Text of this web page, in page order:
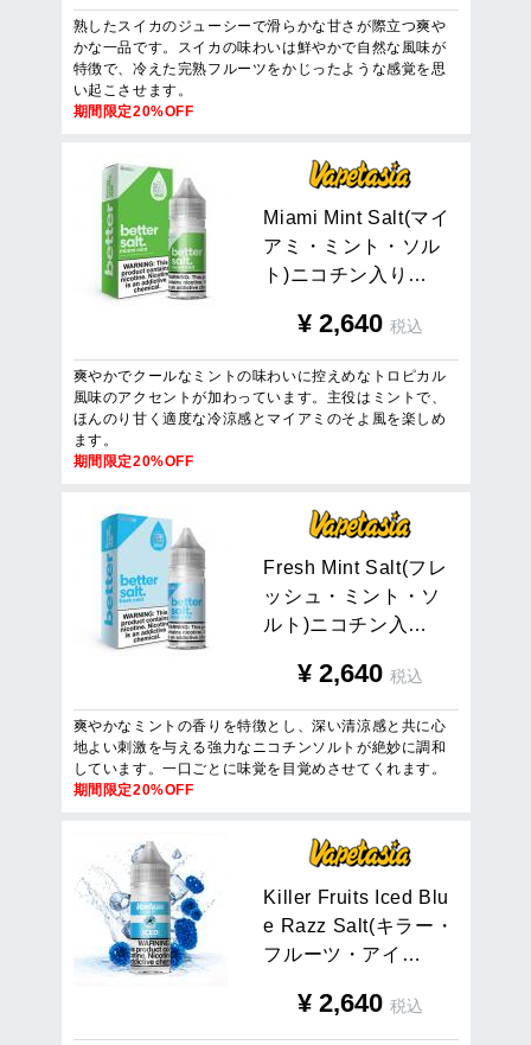
熟したスイカのジューシーで滑らかな甘さが際立つ爽や
かな一品です。スイカの味わいは鮮やかで自然な風味が
特徴で、冷えた完熟フルーツをかじったような感覚を思
い起こさせます。
期間限定20%OFF
M iami M int Sa t(マイ
ア ミ ・ ミ ン ト ・ ソ ル
ト )ニコ チン 入 り …
¥ 2,640 税込
爽やかでクールなミントの味わいに控えめなトロピカル
風味のアクセントが加わっています。主役はミントで、
ほんのり甘く適度な冷涼感とマイアミのそよ風を楽しめ
ます。
期間限定20%OFF
Fresh M int Sa t(フ レ
ッ シ ュ ・ ミ ン ト ・ ソ
ル ト )ニ コチ ン 入 …
¥ 2,640 税込
爽やかなミントの香りを特徴とし、深い清涼感と共に心
地よい刺激を与える強力なニコチンソルトが絶妙に調和
しています。一口ごとに味覚を目覚めさせてくれます。
期間限定20%OFF
Ki er Fruits ced B u
e Razz Sa lt(キラ ー ・
フ ルーツ ・ アイ …
¥ 2,640 税込